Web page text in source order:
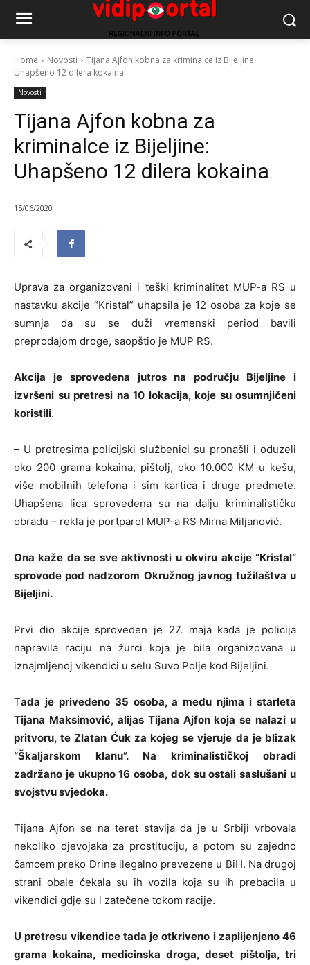
Home Novosti
Tijana Ajfon kobna za kriminalce iz Bijeljine:
Uhapšeno 12 dilera kokaina
Novosti
Tijana Ajfon kobna za
kriminalce iz Bijeljine:
Uhapšeno 12 dilera kokaina
15/06/2020
Uprava za organizovani i teški kriminalitet MUP-a RS u
nastavku akcije “Kristal” uhapsila je 12 osoba za koje se
sumnja da su se duži vremenski period bavili
preprodajom droge, saopštio je MUP RS.
Akcija je sprovedena jutros na području Bijeljine i
izvršeni su pretresi na 10 lokacija, koje su osumnjičeni
koristili.
– U pretresima policijski službenici su pronašli i oduzeli
oko 200 grama kokaina, pištolj, oko 10.000 KM u kešu,
više mobilnih telefona i sim kartica i druge predmete.
Uhapšena lica sprovedena su na dalju kriminalističku
obradu – rekla je portparol MUP-a RS Mirna Miljanović.
Ona kaže da se sve aktivnosti u okviru akcije “Kristal”
sprovode pod nadzorom Okružnog javnog tužilaštva u
Bijeljini.
Prvi dio akcije sproveden je 27. maja kada je policija
napravila raciju na žurci koja je bila organizovana u
iznajmljenoj vikendici u selu Suvo Polje kod Bijeljini.
Tada je privedeno 35 osoba, a među njima i starleta
Tijana Maksimović, alijas Tijana Ajfon koja se nalazi u
pritvoru, te Zlatan Ćuk za kojeg se vjeruje da je blizak
“Škaljarskom klanu”. Na kriminalističkoj obradi
zadržano je ukupno 16 osoba, dok su ostali saslušani u
svojstvu svjedoka.
Tijana Ajfon se na teret stavlja da je u Srbiji vrbovala
nekoliko djevojaka za prostituciju, a potom su zajedno
čamcem preko Drine ilegalno prevezene u BiH. Na drugoj
strani obale čekala su ih vozila koja su ih prebacila u
vikendici gdje su i zatečene tokom racije.
U pretresu vikendice tada je otkriveno i zaplijenjeno 46
grama kokaina, medicinska droga, deset pištolja, tri